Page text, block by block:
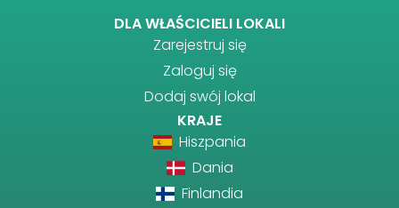
DLA WŁAŚCICIELI LOKALI
Zarejestruj się
Zaloguj się
Dodaj swój lokal
KRAJE
Hiszpania
Dania
Finlandia